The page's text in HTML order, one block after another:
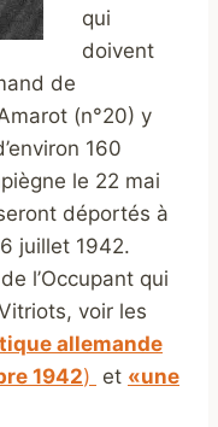
qui
doivent
de
(n°20) y
160
le 22 mai
déportés à
juillet 1942.
l’Occupant qui
voir les
allemande
1942) et «une